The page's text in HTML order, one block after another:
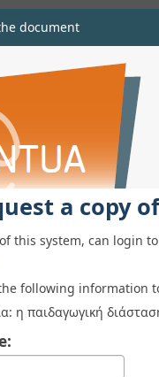
document
document
a copy
this system, can login
following information
η παιδαγωγική